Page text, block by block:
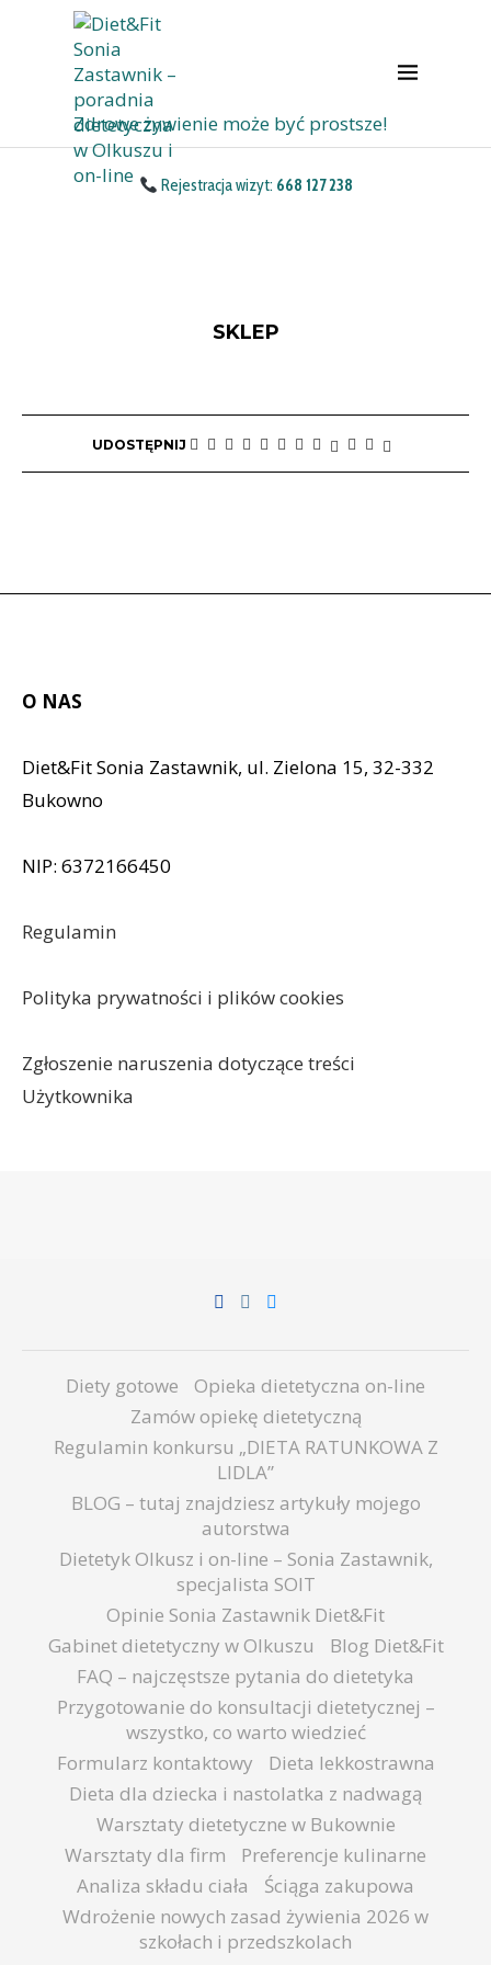
Zdrowe żywienie może być prostsze!
Rejestracja wizyt: 668 127 238
SKLEP
UDOSTĘPNIJ
O NAS
Diet&Fit Sonia Zastawnik, ul. Zielona 15, 32-332
Bukowno
NIP: 6372166450
Regulamin
Polityka prywatności i plików cookies
Zgłoszenie naruszenia dotyczące treści
Użytkownika
Diety gotowe
Opieka dietetyczna on-line
Zamów opiekę dietetyczną
Regulamin konkursu „DIETA RATUNKOWA Z
LIDLA”
BLOG – tutaj znajdziesz artykuły mojego
autorstwa
Dietetyk Olkusz i on-line – Sonia Zastawnik,
specjalista SOIT
Opinie Sonia Zastawnik Diet&Fit
Gabinet dietetyczny w Olkuszu
Blog Diet&Fit
FAQ – najczęstsze pytania do dietetyka
Przygotowanie do konsultacji dietetycznej –
wszystko, co warto wiedzieć
Formularz kontaktowy
Dieta lekkostrawna
Dieta dla dziecka i nastolatka z nadwagą
Warsztaty dietetyczne w Bukownie
Warsztaty dla firm
Preferencje kulinarne
Analiza składu ciała
Ściąga zakupowa
Wdrożenie nowych zasad żywienia 2026 w
szkołach i przedszkolach